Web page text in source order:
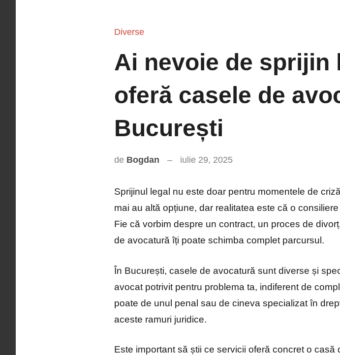
Diverse
Ai nevoie de sprijin
oferă casele de
București
de Bogdan iulie 29, 2025
Sprijinul legal nu este doar pentru momentele de
mai au altă opțiune, dar realitatea este că o
Fie că vorbim despre un contract, un proces de
de avocatură îți poate schimba complet parcursul.
În București, casele de avocatură sunt diverse și
avocat potrivit pentru problema ta, indiferent de
poate de unul penal sau de cineva specializat în
aceste ramuri juridice.
Este important să știi ce servicii oferă concret o